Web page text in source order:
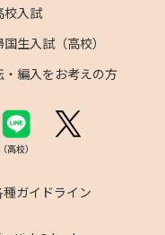
校入試
国生入試（高校）
・編入をお考えの方
（高校）
種ガイドライン